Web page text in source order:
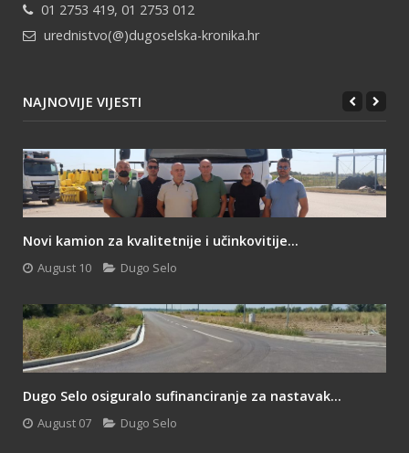
01 2753 419, 01 2753 012
urednistvo(@)dugoselska-kronika.hr
NAJNOVIJE VIJESTI
Novi kamion za kvalitetnije i učinkovitije...
August 10 Dugo Selo
Dugo Selo osiguralo sufinanciranje za nastavak...
August 07 Dugo Selo